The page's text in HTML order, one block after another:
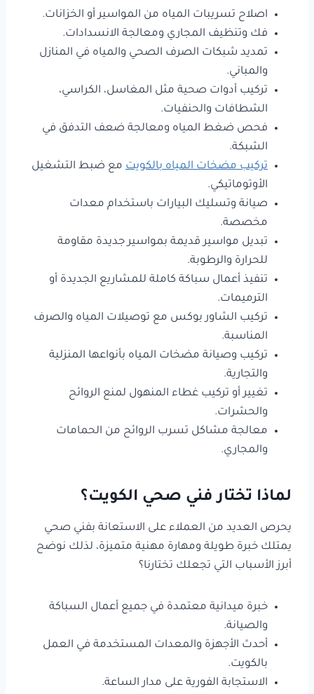
اصلاح تسريبات المياه من المواسير أو الخزانات.
فك وتنظيف المجاري ومعالجة الانسدادات.
تمديد شبكات الصرف الصحي والمياه في المنازل
والمباني.
تركيب أدوات صحية مثل المغاسل، الكراسي،
الشطافات والحنفيات.
فحص ضغط المياه ومعالجة ضعف التدفق في
الشبكة.
تركيب مضخات المياه بالكويت مع ضبط التشغيل
الأوتوماتيكي.
صيانة وتسليك البيارات باستخدام معدات
مخصصة.
تبديل مواسير قديمة بمواسير جديدة مقاومة
للحرارة والرطوبة.
تنفيذ أعمال سباكة كاملة للمشاريع الجديدة أو
الترميمات.
تركيب الشاور بوكس مع توصيلات المياه والصرف
المناسبة.
تركيب وصيانة مضخات المياه بأنواعها المنزلية
والتجارية.
تغيير أو تركيب غطاء المنهول لمنع الروائح
والحشرات.
معالجة مشاكل تسرب الروائح من الحمامات
والمجاري.
لماذا تختار فني صحي الكويت؟
يحرص العديد من العملاء على الاستعانة بفني صحي
يمتلك خبرة طويلة ومهارة مهنية متميزة، لذلك نوضح
أبرز الأسباب التي تجعلك تختارنا؟
خبرة ميدانية معتمدة في جميع أعمال السباكة
والصيانة.
أحدث الأجهزة والمعدات المستخدمة في العمل
بالكويت.
الاستجابة الفورية على مدار الساعة.